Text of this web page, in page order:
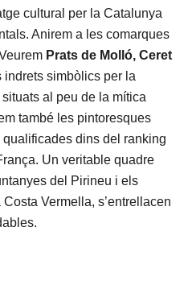
cultural per la Catalunya
Anirem a les comarques
Prats de Molló, Ceret
indrets simbòlics per la
al peu de la mítica
també les pintoresques
dins del ranking
Un veritable quadre
del Pirineu i els
Vermella, s’entrellacen